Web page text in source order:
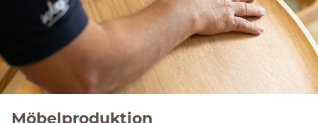
Möbelproduktion